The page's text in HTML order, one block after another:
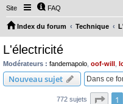
Site FAQ
Index du forum Technique
L'électricité
Modérateurs : fandemapolo oof-will
Nouveau sujet
772 sujets Page
1